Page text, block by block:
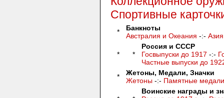
Спортивные
*
Банкноты
Австралия и Океания -:- Азия
* *
Россия и СССР
Госвыпуски до 1917 -:-
Частные выпуски до
*
Жетоны, Медали, Значки
Жетоны -:- Памятные медали
Воинские награды и